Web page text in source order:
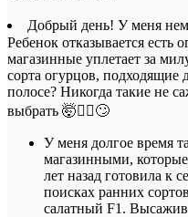
Добрый день! У меня
Ребенок отказывается
магазинные уплетает за
сорта огурцов, подходящие
полосе? Никогда такие не
выбрать 🤯🙇‍♀️🙄
У меня долгое время
магазинными,
лет назад готовила к
поисках ранних
салатный F1.